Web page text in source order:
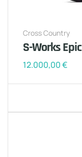
Cross Country
S-Works Epic
12.000,00€